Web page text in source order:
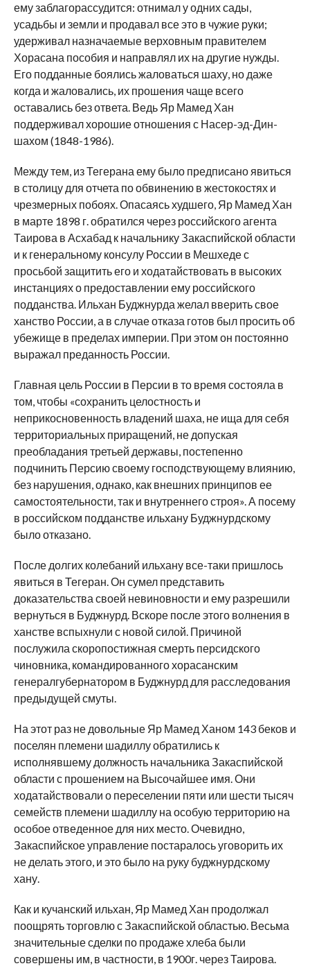
ему заблагорассудится: отнимал у одних сады,
усадьбы и земли и продавал все это в чужие руки;
удерживал назначаемые верховным правителем
Хорасана пособия и направлял их на другие нужды.
Его подданные боялись жаловаться шаху, но даже
когда и жаловались, их прошения чаще всего
оставались без ответа. Ведь Яр Мамед Хан
поддерживал хорошие отношения с Насер-эд-Дин-
шахом (1848-1986).
Между тем, из Тегерана ему было предписано явиться
в столицу для отчета по обвинению в жестокостях и
чрезмерных побоях. Опасаясь худшего, Яр Мамед Хан
в марте 1898 г. обратился через российского агента
Таирова в Асхабад к начальнику Закаспийской области
и к генеральному консулу России в Мешхеде с
просьбой защитить его и ходатайствовать в высоких
инстанциях о предоставлении ему российского
подданства. Ильхан Буджнурда желал вверить свое
ханство России, а в случае отказа готов был просить об
убежище в пределах империи. При этом он постоянно
выражал преданность России.
Главная цель России в Персии в то время состояла в
том, чтобы «сохранить целостность и
неприкосновенность владений шаха, не ища для себя
территориальных приращений, не допуская
преобладания третьей державы, постепенно
подчинить Персию своему господствующему влиянию,
без нарушения, однако, как внешних принципов ее
самостоятельности, так и внутреннего строя». А посему
в российском подданстве ильхану Буджнурдскому
было отказано.
После долгих колебаний ильхану все-таки пришлось
явиться в Тегеран. Он сумел представить
доказательства своей невиновности и ему разрешили
вернуться в Буджнурд. Вскоре после этого волнения в
ханстве вспыхнули с новой силой. Причиной
послужила скоропостижная смерть персидского
чиновника, командированного хорасанским
генералгубернатором в Буджнурд для расследования
предыдущей смуты.
На этот раз не довольные Яр Мамед Ханом 143 беков и
поселян племени шадиллу обратились к
исполнявшему должность начальника Закаспийской
области с прошением на Высочайшее имя. Они
ходатайствовали о переселении пяти или шести тысяч
семейств племени шадиллу на особую территорию на
особое отведенное для них место. Очевидно,
Закаспийское управление постаралось уговорить их
не делать этого, и это было на руку буджнурдскому
хану.
Как и кучанский ильхан, Яр Мамед Хан продолжал
поощрять торговлю с Закаспийской областью. Весьма
значительные сделки по продаже хлеба были
совершены им, в частности, в 1900г. через Таирова.